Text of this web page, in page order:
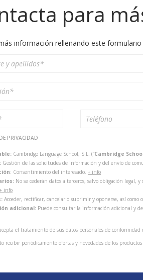
para
información rellenando este
PRIVACIDAD
Cambridge Language School, S.L. (“Cambridge
Gestión de las solicitudes de información y del envío de
: Consentimiento del interesado. + info
No se cederán datos a terceros, salvo obligación
+ info
Acceder, rectificar, cancelar o suprimir y oponerse, así
adicional: Puede consultar la información adicional y
el tratamiento de sus datos personales de
recibir periódicamente ofertas y novedades de los